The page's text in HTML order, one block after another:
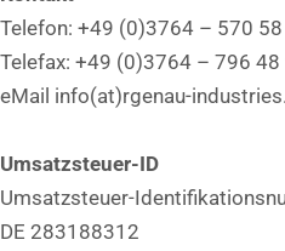
Telefon: +49 (0)3764 – 570
Telefax: +49 (0)3764 – 796 48
eMail info(at)rgenau-
Umsatzsteuer-ID
Umsatzsteuer-
DE 283188312